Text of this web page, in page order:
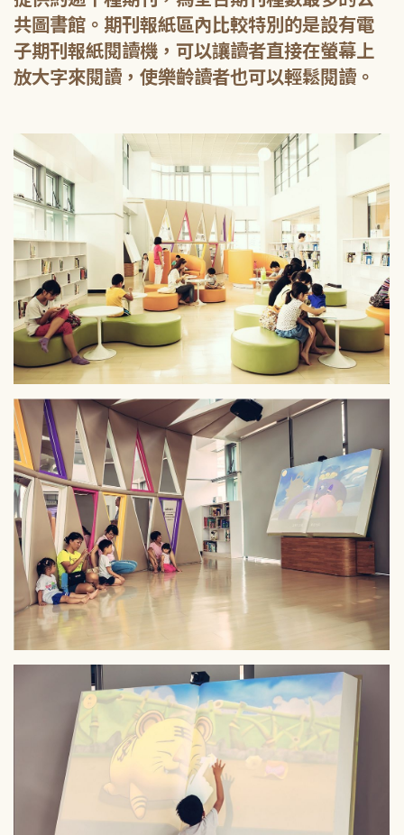
共圖書館。期刊報紙區內比較特別的是設有電
子期刊報紙閱讀機，可以讓讀者直接在螢幕上
放大字來閱讀，使樂齡讀者也可以輕鬆閱讀。